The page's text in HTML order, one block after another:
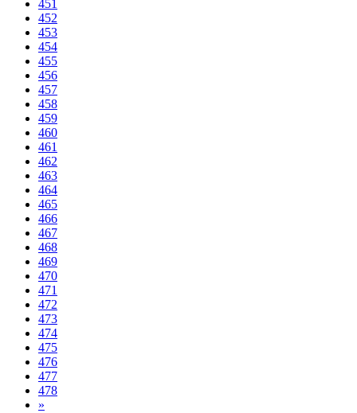
451
452
453
454
455
456
457
458
459
460
461
462
463
464
465
466
467
468
469
470
471
472
473
474
475
476
477
478
»